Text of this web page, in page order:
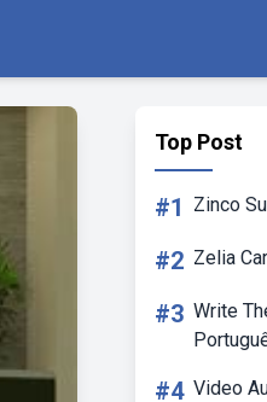
Top Post
#1 Zinco
#2 Zelia
#3 Write
#4 Video